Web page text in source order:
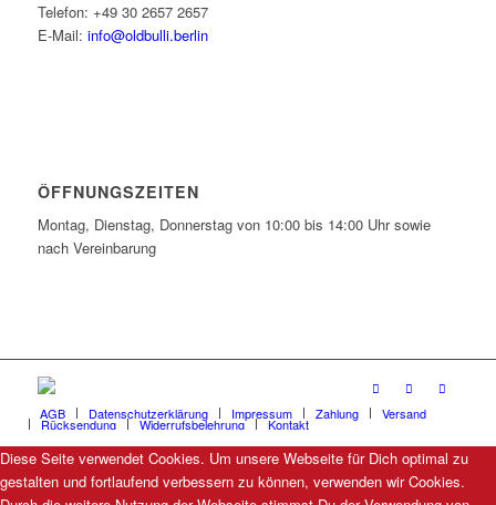
Telefon: +49 30 2657 2657
E-Mail: info@oldbulli.berlin
ÖFFNUNGSZEITEN
Montag, Dienstag, Donnerstag von 10:00 bis 14:00 Uhr sowie
nach Vereinbarung
AGB Datenschutzerklärung Impressum Zahlung Versand
Rücksendung Widerrufsbelehrung Kontakt
Diese Seite verwendet Cookies. Um unsere Webseite für Dich optimal zu
gestalten und fortlaufend verbessern zu können, verwenden wir Cookies.